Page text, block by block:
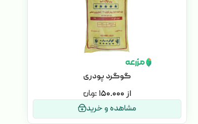
گوگرد پودری
۱۵۰.۰۰۰
مشاهده و خرید